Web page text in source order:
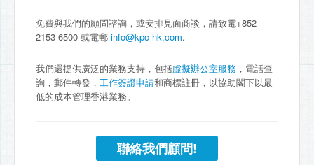
免費與我們的顧問諮詢，或安排見面商談，請致電+852
2153 6500 或電郵 info@kpc-hk.com.
我們還提供廣泛的業務支持，包括虛擬辦公室服務 ，電話查
詢，郵件轉發， 工作簽證申請和商標註冊，以協助閣下以最
低的成本管理香港業務。
聯絡我們顧問!